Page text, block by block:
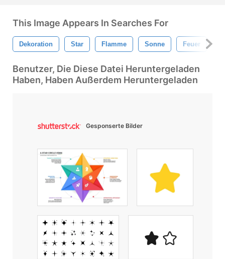
This Image Appears In Searches For
Dekoration Star Flamme Sonne Feuer
Benutzer, Die Diese Datei Heruntergeladen
Haben, Haben Außerdem Heruntergeladen
Gesponserte Bilder